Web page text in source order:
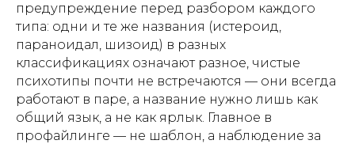
предупреждение перед разбором каждого
типа: одни и те же названия (истероид,
параноидал, шизоид) в разных
классификациях означают разное, чистые
психотипы почти не встречаются — они всегда
работают в паре, а название нужно лишь как
общий язык, а не как ярлык. Главное в
профайлинге — не шаблон, а наблюдение за